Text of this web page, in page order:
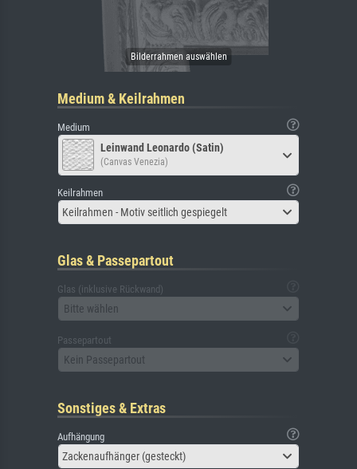
Medium & Keilrahmen
Medium
Leinwand Leonardo (Satin)
(Canvas Venezia)
Keilrahmen
Keilrahmen - Motiv seitlich gespiegelt
Glas & Passepartout
Glas (inklusive Rückwand)
Bitte wählen
Passepartout
Kein Passepartout
Sonstiges & Extras
Aufhängung
Zackenaufhänger (gesteckt)